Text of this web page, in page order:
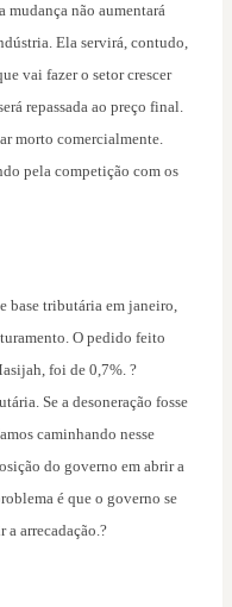
mudança não aumentará
Ela servirá, contudo,
vai fazer o setor crescer
repassada ao preço final.
morto comercialmente.
pela competição com os
base tributária em janeiro,
O pedido feito
foi de 0,7%. ?
Se a desoneração fosse
caminhando nesse
do governo em abrir a
é que o governo se
arrecadação.?